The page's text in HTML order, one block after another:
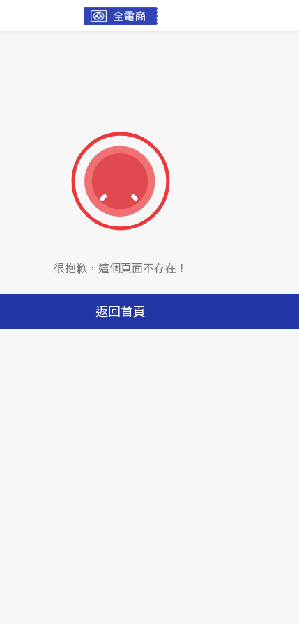
很抱歉，這個頁面不存在！
返回首頁